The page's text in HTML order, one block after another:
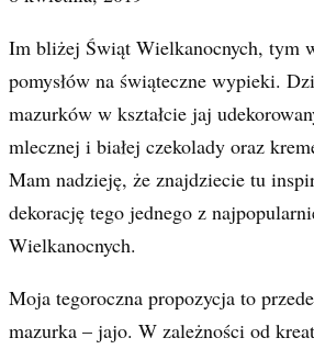
Im bliżej Świąt Wielkanocnych, tym
pomysłów na świąteczne wypieki.
mazurków w kształcie jaj
mlecznej i białej czekolady oraz
Mam nadzieję, że znajdziecie tu
dekorację tego jednego z
Wielkanocnych.
Moja tegoroczna propozycja to
mazurka – jajo. W zależności od